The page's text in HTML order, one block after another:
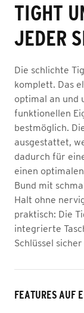
TIGHT
JEDER
Die schlichte
komplett. Das
optimal an und
funktionellen
bestmöglich.
ausgestattet,
dadurch für
einen
Bund mit
Halt ohne
praktisch: Die
integrierte
Schlüssel
FEATURES AUF